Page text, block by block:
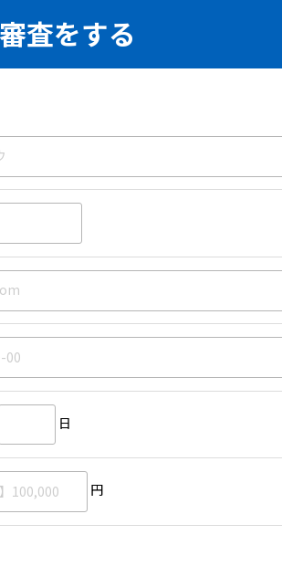
査をする
日
円